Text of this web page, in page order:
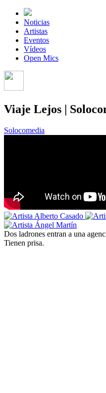
Noticias
Artistas
Eventos
Vídeos
Open Mics
Viaje Lejos |
Solocomedia
Dos ladrones entran a una
Tienen prisa.